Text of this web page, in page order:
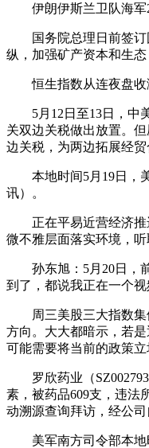
伊朗伊斯兰卫队海军20
国务院总理日前签订国
纵，加强矿产资本和生
恒生指数从连夜盘收涨
5月12日至13日，中美
关双边关税做出放置。
边关税，为两边拓展经
本地时间5月19日，美
讯）。
正在平易近营经济推进
微不雅层面落实环境，听
孙东旭：5月20日，前
到了，都说我正在一个视
周三美股三大指数集体
方向。大大都暗示，若
可能需要将当前的政策立
罗欣药业（SZ002793
素，被药品609支，违法
动溯源查询拜访，经公
美军南方司令部本地时